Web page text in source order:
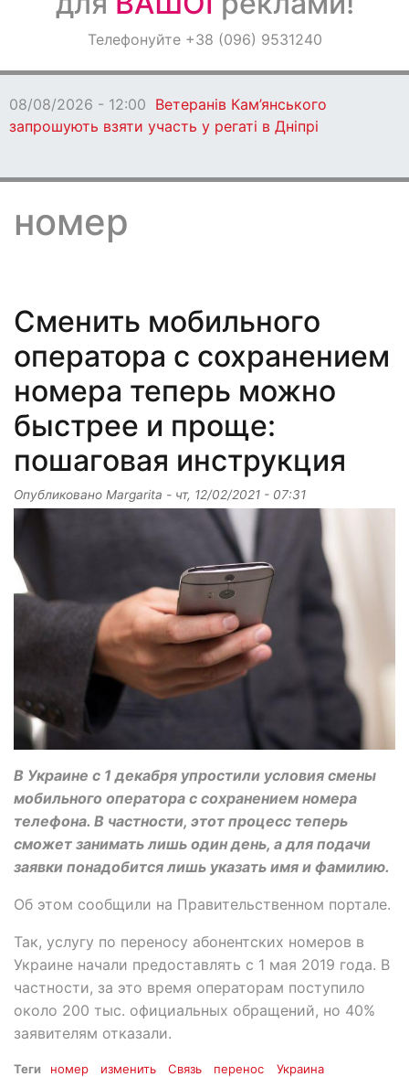
ОголошенняТелефонуйте +38 (096) 9531240
08/08/2026 - 12:00 Ветеранів Кам’янського
запрошують взяти участь у регаті в Дніпрі
номер
Сменить мобильного
оператора с сохранением
номера теперь можно
быстрее и проще:
пошаговая инструкция
Опубликовано Margarita - чт, 12/02/2021 - 07:31
В Украине с 1 декабря упростили условия смены
мобильного оператора с сохранением номера
телефона. В частности, этот процесс теперь
сможет занимать лишь один день, а для подачи
заявки понадобится лишь указать имя и фамилию.
Об этом сообщили на Правительственном портале.
Так, услугу по переносу абонентских номеров в
Украине начали предоставлять с 1 мая 2019 года. В
частности, за это время операторам поступило
около 200 тыс. официальных обращений, но 40%
заявителям отказали.
Теги номер изменить Связь перенос Украина